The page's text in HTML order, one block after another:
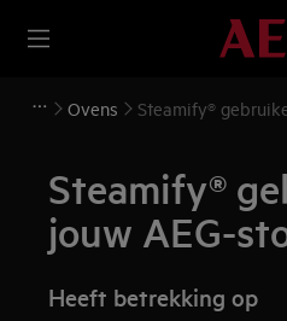
Ovens Steamify®
Steamify®
jouw AEG-
Heeft betrekking op